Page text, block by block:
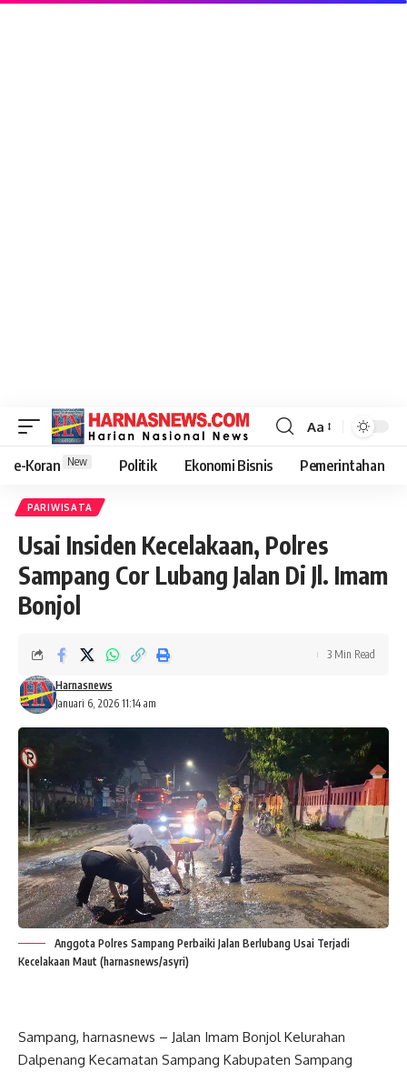
Aa
e-Koran New Politik Ekonomi Bisnis Pemerintahan
PARIWISATA
Usai Insiden Kecelakaan, Polres
Sampang Cor Lubang Jalan Di Jl. Imam
Bonjol
Januari 6, 2026 11:14 am
Harnasnews
3 Min Read
Anggota Polres Sampang Perbaiki Jalan Berlubang Usai Terjadi
Kecelakaan Maut (harnasnews/asyri)
Sampang, harnasnews – Jalan Imam Bonjol Kelurahan
Dalpenang Kecamatan Sampang Kabupaten Sampang